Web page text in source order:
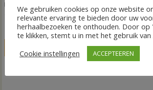
scootmobiel Stichting 55+ Actief
We gebruiken cookies op onze website
relevante ervaring te bieden door uw
herhaalbezoeken te onthouden. Door op
te klikken, stemt u in met het gebruik van
Cookie instellingen
ACCEPTEEREN